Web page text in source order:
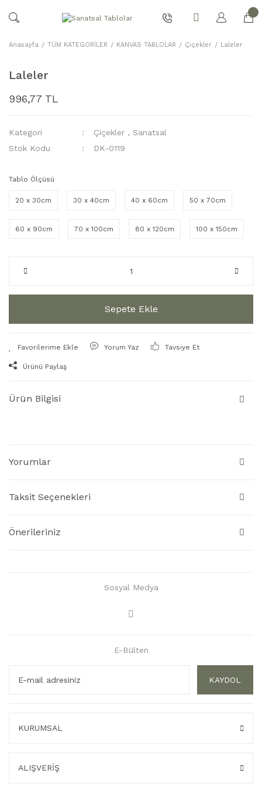
Anasayfa TÜM KATEGORİLER KANVAS TABLOLAR Çiçekler Laleler
Laleler
996,77 TL
Kategori Çiçekler ,Sanatsal
Stok Kodu
DK-0119
Tablo Ölçüsü
20 x 30cm 30 x 40cm 40 x 60cm 50 x 70cm
60 x 90cm 70 x 100cm 80 x 120cm 100 x 150cm
Sepete Ekle
Yorum Yaz Tavsiye Et
Ürünü Paylaş
Ürün Bilgisi
Yorumlar
Taksit Seçenekleri
Önerileriniz
Sosyal Medya
E-Bülten
KAYDOL
KURUMSAL
ALIŞVERİŞ